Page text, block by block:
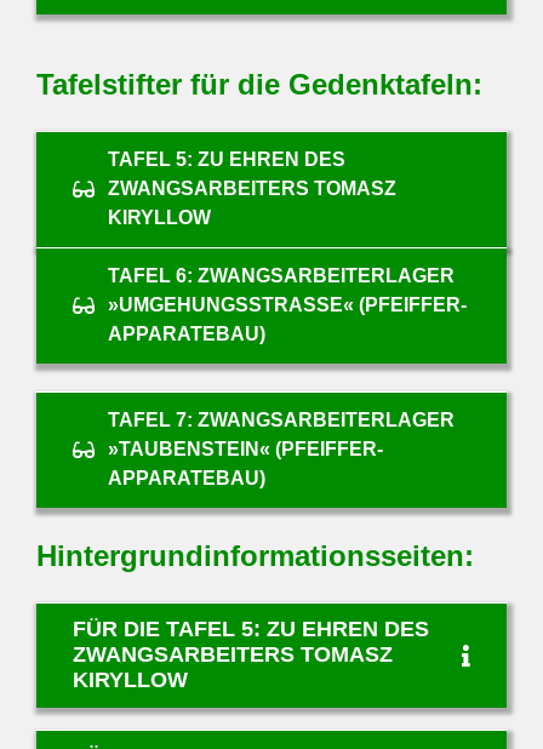
Tafelstifter für die Gedenktafeln:
TAFEL 5: ZU EHREN DES
ZWANGSARBEITERS TOMASZ
KIRYLLOW
TAFEL 6: ZWANGSARBEITERLAGER
»UMGEHUNGSSTRASSE« (PFEIFFER-A
PPARATEBAU)
TAFEL 7: ZWANGSARBEITERLAGER
»TAUBENSTEIN« (PFEIFFER-
APPARATEBAU)
Hintergrundinformationsseiten:
FÜR DIE TAFEL 5: ZU EHREN DES
ZWANGSARBEITERS TOMASZ
KIRYLLOW